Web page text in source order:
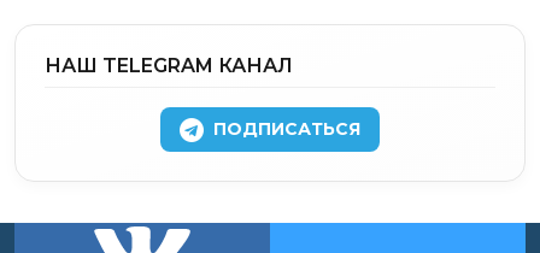
НАШ TELEGRAM КАНАЛ
ПОДПИСАТЬСЯ